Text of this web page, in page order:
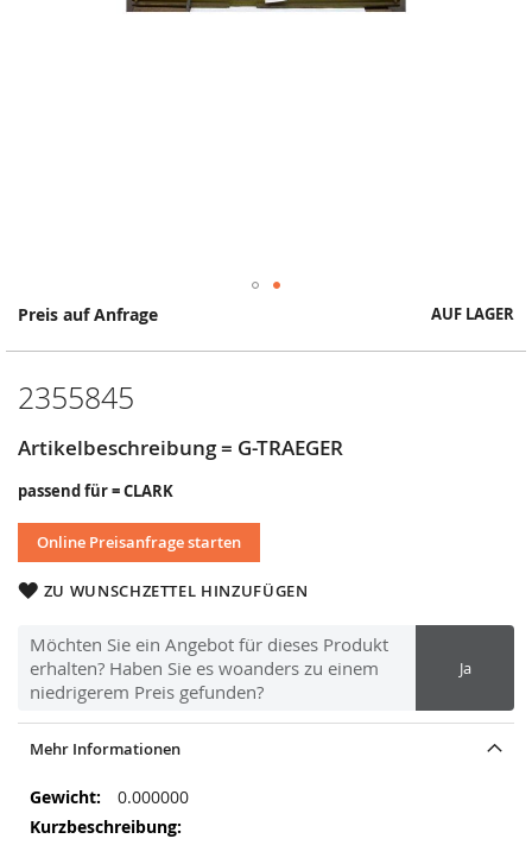
Preis auf Anfrage AUF LAGER
2355845
Artikelbeschreibung = G-TRAEGER
passend für = CLARK
Online Preisanfrage starten
ZU WUNSCHZETTEL HINZUFÜGEN
Möchten Sie ein Angebot für dieses Produkt
erhalten? Haben Sie es woanders zu einem
niedrigerem Preis gefunden?
Ja
Springe
Anfang
Bildergalerie
Mehr Informationen
Mehr
Informationen
0.000000